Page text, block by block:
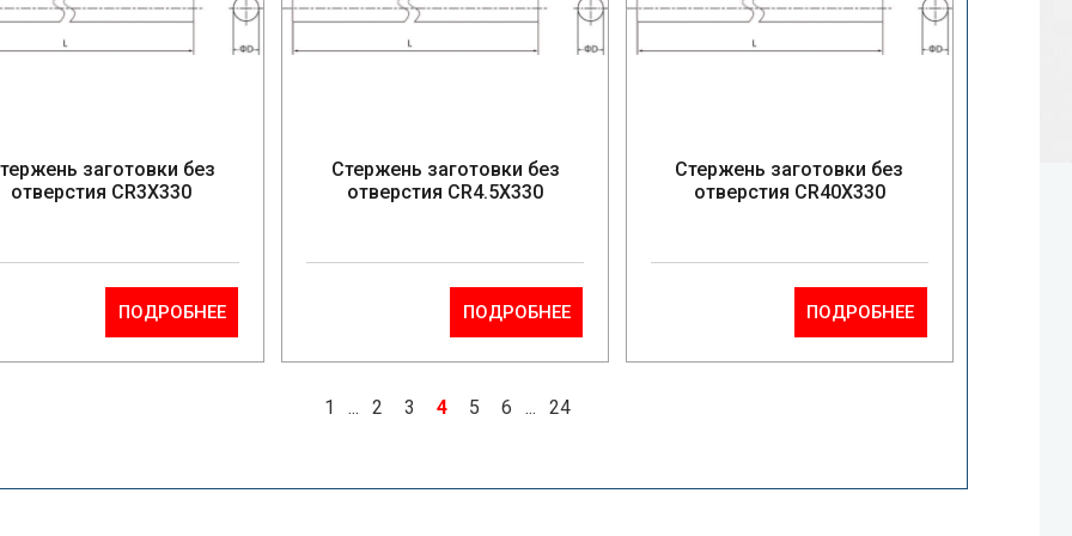
заготовки без
отверстия CR3X330
ПОДРОБНЕЕ
Стержень заготовки без
отверстия CR4.5X330
ПОДРОБНЕЕ
Стержень заготовки без
отверстия CR40X330
ПОДРОБНЕЕ
1 ... 2 3 4 5 6 ... 24